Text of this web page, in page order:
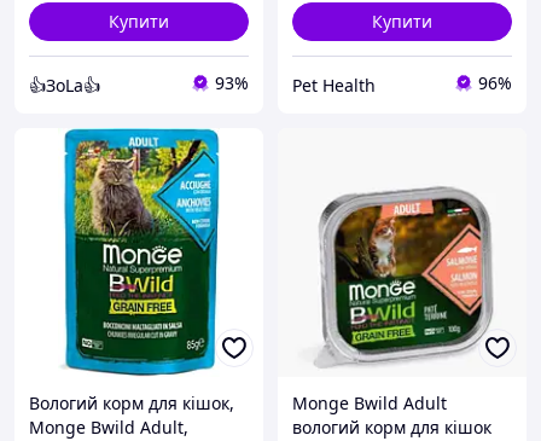
Купити
👍ЗоLa👍 93%
Купити
Pet Health 96%
Вологий корм для кішок,
Monge Bwild Adult,
Monge Bwild Adult
вологий корм для кішок